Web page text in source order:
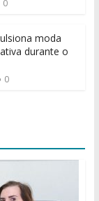
0
moda
durante o
0